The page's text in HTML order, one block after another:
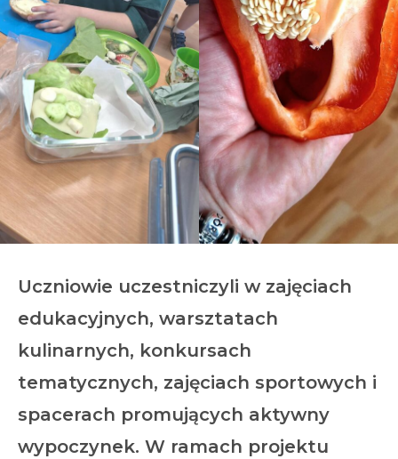
Uczniowie uczestniczyli w zajęciach
edukacyjnych, warsztatach
kulinarnych, konkursach
tematycznych, zajęciach sportowych i
spacerach promujących aktywny
wypoczynek. W ramach projektu